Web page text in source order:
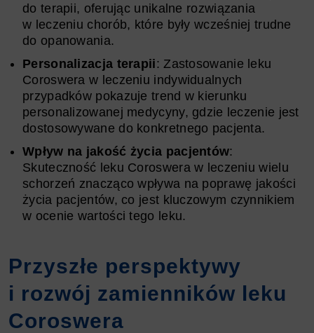
do terapii, oferując unikalne rozwiązania
w leczeniu chorób, które były wcześniej trudne
do opanowania.
Personalizacja terapii: Zastosowanie leku
Coroswera w leczeniu indywidualnych
przypadków pokazuje trend w kierunku
personalizowanej medycyny, gdzie leczenie jest
dostosowywane do konkretnego pacjenta.
Wpływ na jakość życia pacjentów:
Skuteczność leku Coroswera w leczeniu wielu
schorzeń znacząco wpływa na poprawę jakości
życia pacjentów, co jest kluczowym czynnikiem
w ocenie wartości tego leku.
Przyszłe perspektywy
i rozwój zamienników leku
Coroswera